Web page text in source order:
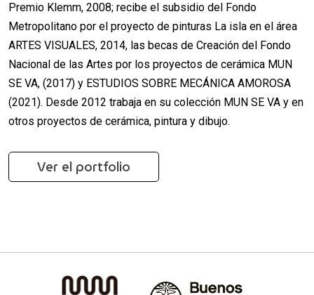
Premio Klemm, 2008; recibe el subsidio del Fondo
Metropolitano por el proyecto de pinturas La isla en el área
ARTES VISUALES, 2014, las becas de Creación del Fondo
Nacional de las Artes por los proyectos de cerámica MUN
SE VA, (2017) y ESTUDIOS SOBRE MECÁNICA AMOROSA
(2021). Desde 2012 trabaja en su colección MUN SE VA y en
otros proyectos de cerámica, pintura y dibujo.
Ver el portfolio